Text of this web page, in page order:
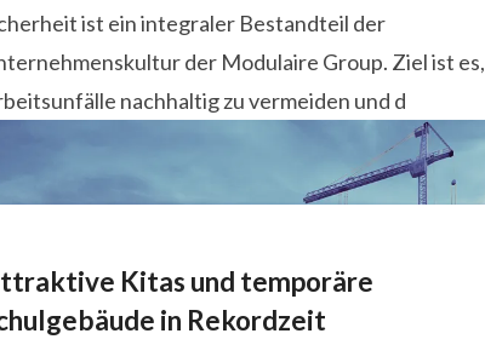
ist ein integraler Bestandteil der
der Modulaire Group. Ziel ist es,
nachhaltig zu vermeiden und d
Kitas und temporäre
in Rekordzeit